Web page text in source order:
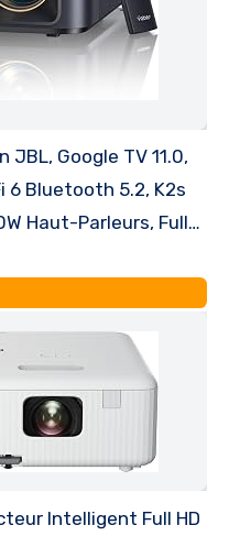
Google TV 11.0,
6 Bluetooth 5.2, K2s
Haut-Parleurs, Full
Intelligent Full HD